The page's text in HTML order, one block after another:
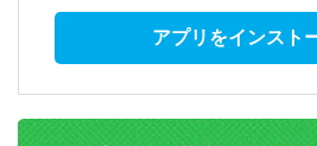
アプリをインスト